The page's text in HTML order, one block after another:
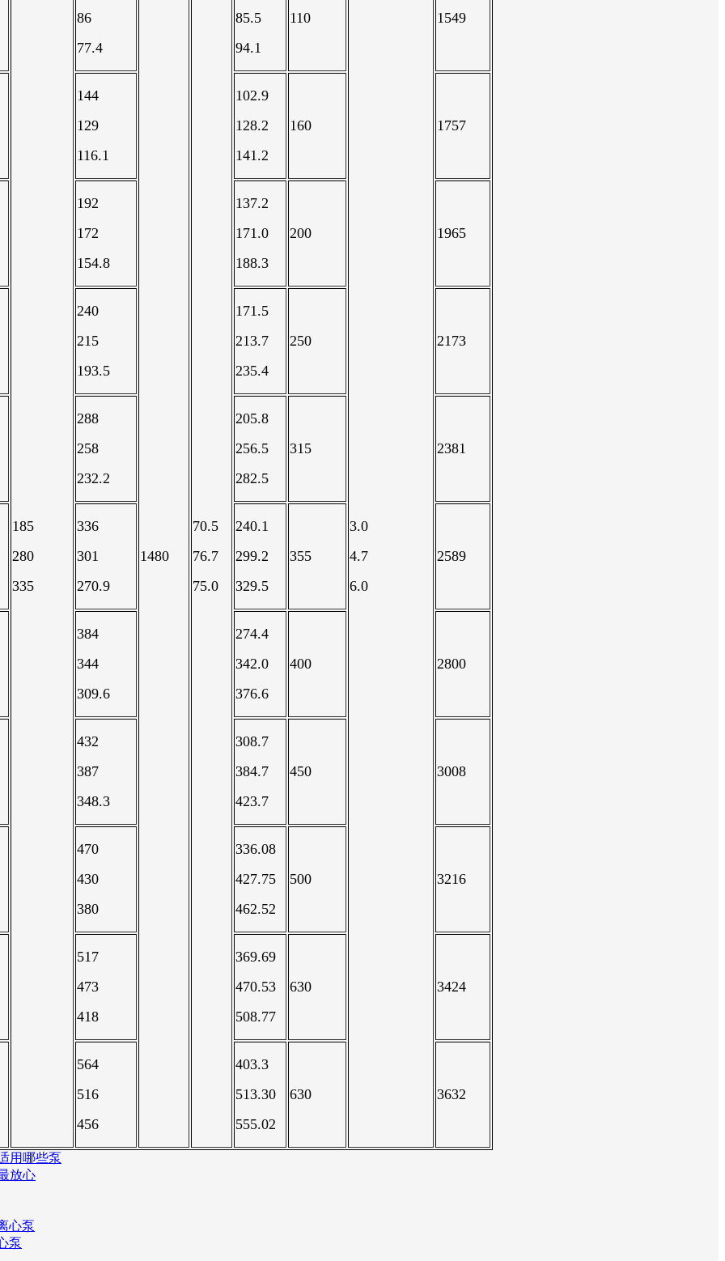
185
280
335
86
77.4
1480
70.5
76.7
75.0
85.5
94.1
110
3.0
4.7
6.0
1549
144
129
116.1
102.9
128.2
141.2
160 1757
192
172
154.8
137.2
171.0
188.3
200 1965
240
215
193.5
171.5
213.7
235.4
250 2173
288
258
232.2
205.8
256.5
282.5
315 2381
336
301
270.9
240.1
299.2
329.5
355 2589
384
344
309.6
274.4
342.0
376.6
400 2800
432
387
348.3
308.7
384.7
423.7
450 3008
470
430
380
336.08
427.75
462.52
500 3216
517
473
418
369.69
470.53
508.77
630 3424
564
516
456
403.3
513.30
555.02
630 3632
用哪些泵
放心
泵